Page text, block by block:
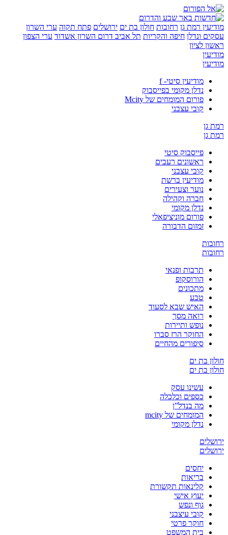
רמת גן רחובות חולון בת ים ירושלים פתח תקוה ערי השרון
ונדלן חיפה והקריות תל אביבדרום השרוןאשדוד ערי הצפון
לציון
מודיעין סיטי- f
נדלן מקומי בפייסבוק
פורום המומחים של Mcity
קובי עצבני
גן
גן
פייסבוק סיטי
ראשונים רעבים
קובי עצבני
מודיעין ברשת
נוער וצעירים
חברה וקהילה
נדלן מקומי
פורום מוניציפאלי
זמזום הדבורה
תרבות ופנאי
הורוסקופ
מתכונים
טבע
האיש שבא לסעוד
רואה מסך
נופש ותיירות
החוקר הרז סברו
סיפורים מהחיים
בת ים
בת ים
עשינו עסק
כספים וכלכלה
מה בנדל”ן
המומחים של mcity
נדלן מקומי
יחסים
בריאות
קלינאות תקשורת
יעוץ אישי
גוף ונפש
קובי עיצבני
חוקר פרטי
בית המשפט